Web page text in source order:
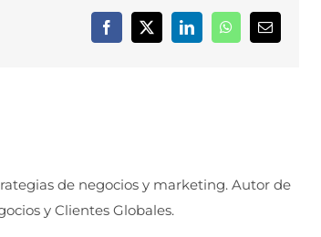
Facebook
X LinkedInWhatsAppCorreo
electrónico
de negocios y marketing. Autor de
y Clientes Globales.